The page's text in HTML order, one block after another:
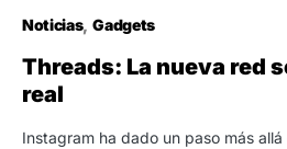
Noticias Gadgets
Threads: La nueva red
real
Instagram ha dado un paso más